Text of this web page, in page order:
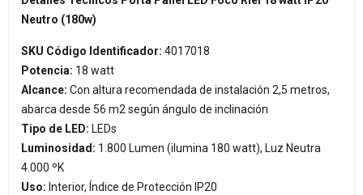
Neutro (180w)
SKU Código Identificador: 4017018
Potencia: 18 watt
Alcance: Con altura recomendada de instalación 2,5 metros,
abarca desde 56 m2 según ángulo de inclinación
Tipo de LED: LEDs
Luminosidad: 1.800 Lumen (ilumina 180 watt), Luz Neutra
4.000 ºK
Uso: Interior, Índice de Protección IP20